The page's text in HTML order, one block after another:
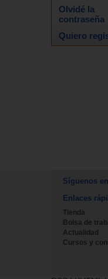
Olvidé la
contraseña
Quiero
Síguenos
Enlaces
Tienda
Bolsa de
Actualidad
Cursos y